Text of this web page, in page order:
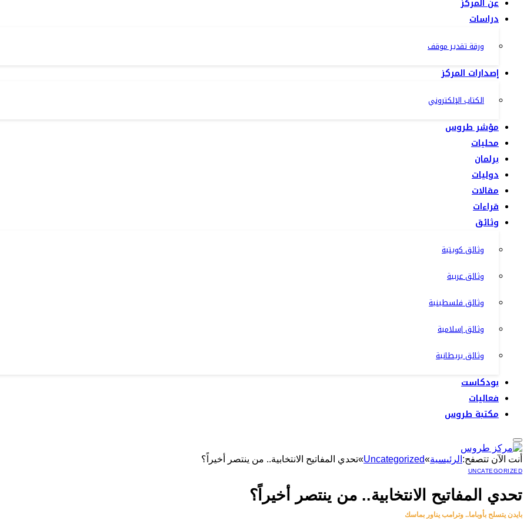
عن المركز
دراسات
ورقة تقدير موقف
إصدارات المركز
الكتاب الإلكتروني
مؤشر طروس
محليات
برلمان
دوليات
مقالات
قراءات
وثائق
وثائق كويتية
وثائق عربية
وثائق فلسطينية
وثائق إسلامية
وثائق بريطانية
بودكاست
فعاليات
مكتبة طروس
أنت الآن تتصفح: الرئيسية»
Uncategorized
»تحدي المفاتيح الانتخابية.. من ينتصر أخيراً؟
UNCATEGORIZED
تحدي المفاتيح الانتخابية.. من ينتصر أخيراً؟
بايدن يتسلح بأوباما.. وترامب يناور بماسك